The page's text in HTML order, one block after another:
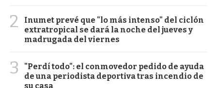
2
Inumet prevé que "lo más intenso" del ciclón
extratropical se dará la noche del jueves y
madrugada del viernes
3
"Perdí todo": el conmovedor pedido de ayuda
de una periodista deportiva tras incendio de
su casa